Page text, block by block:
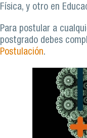
Física, y otro en
Para postular a
postgrado debes
Postulación.